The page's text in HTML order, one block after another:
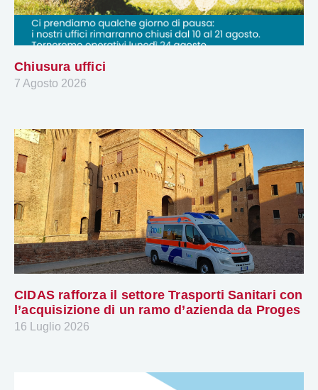
Chiusura uffici
7 Agosto 2026
CIDAS rafforza il settore Trasporti Sanitari con
l’acquisizione di un ramo d’azienda da Proges
16 Luglio 2026